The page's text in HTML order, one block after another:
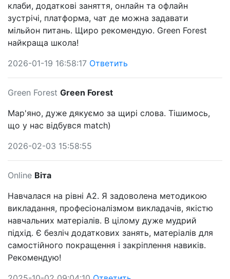
клаби, додаткові заняття, онлайн та офлайн
зустрічі, платформа, чат де можна задавати
мільйон питань. Щиро рекомендую. Green Forest
найкраща школа!
2026-01-19 16:58:17 Ответить
Green Forest Green Forest
Мар'яно, дуже дякуємо за щирі слова. Тішимось,
що у нас відбувся match)
2026-02-03 15:58:55
Online Віта
Навчалася на рівні А2. Я задоволена методикою
викладання, професіоналізмом викладачів, якістю
навчальних матеріалів. В цілому дуже мудрий
підхід. Є безліч додаткових занять, матеріалів для
самостійного покращення і закріплення навиків.
Рекомендую!